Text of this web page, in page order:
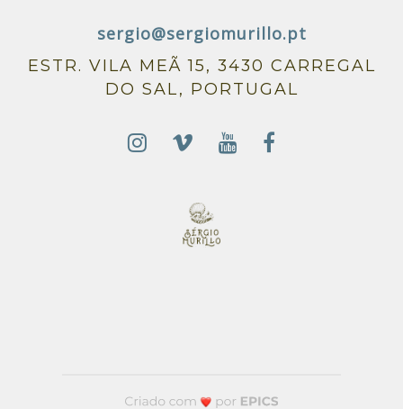
sergio@sergiomurillo.pt
ESTR. VILA MEÃ 15, 3430 CARREGAL
DO SAL, PORTUGAL